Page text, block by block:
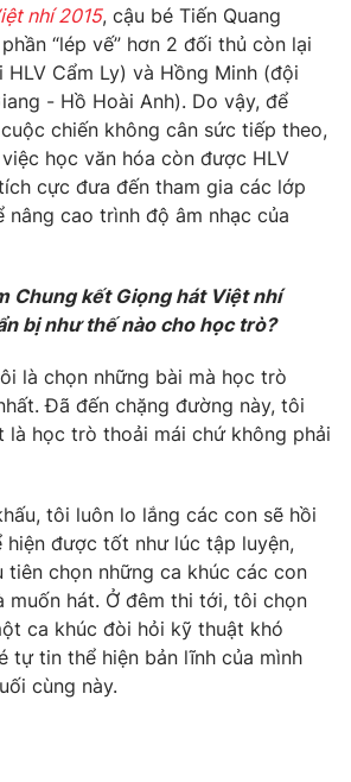
tương lai
Podcast
Infographic
Shorts video
nhí 2015, cậu bé Tiến Quang
“lép vế” hơn 2 đối thủ còn lại
HLV Cẩm Ly) và Hồng Minh (đội
- Hồ Hoài Anh). Do vậy, để
chiến không cân sức tiếp theo,
học văn hóa còn được HLV
cực đưa đến tham gia các lớp
nâng cao trình độ âm nhạc của
Chung kết Giọng hát Việt nhí
bị như thế nào cho học trò?
là chọn những bài mà học trò
Đã đến chặng đường này, tôi
là học trò thoải mái chứ không phải
tôi luôn lo lắng các con sẽ hồi
hiện được tốt như lúc tập luyện,
tiên chọn những ca khúc các con
muốn hát. Ở đêm thi tới, tôi chọn
ca khúc đòi hỏi kỹ thuật khó
tự tin thể hiện bản lĩnh của mình
cùng này.